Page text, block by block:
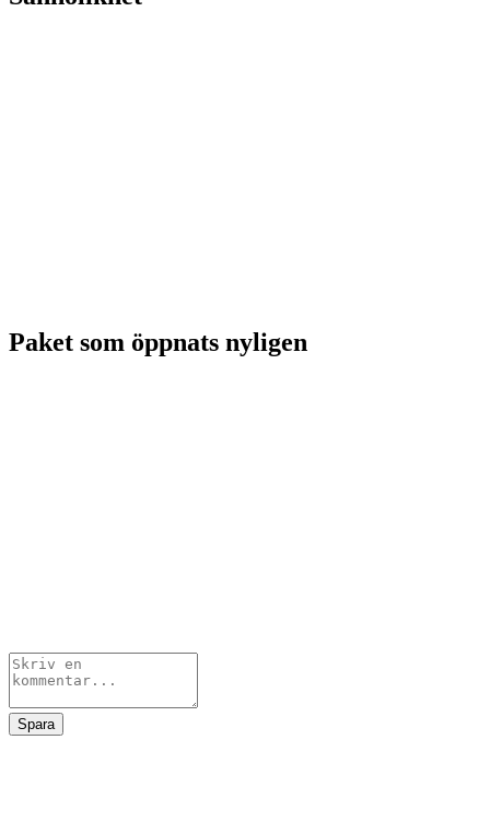
Paket som öppnats nyligen
Spara